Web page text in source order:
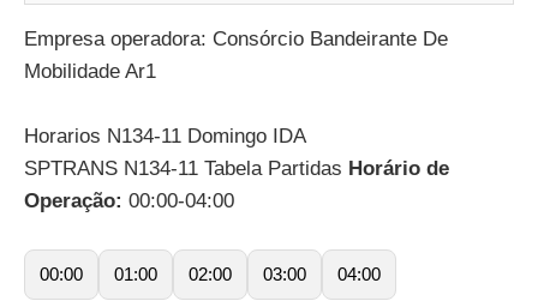
Empresa operadora: Consórcio Bandeirante De
Mobilidade Ar1
Horarios N134-11 Domingo IDA
SPTRANS N134-11 Tabela Partidas Horário de
Operação: 00:00-04:00
00:00 01:00 02:00 03:00 04:00